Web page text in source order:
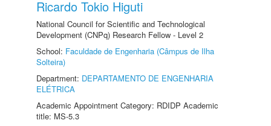
Ricardo Tokio Higuti
National Council for Scientific and Technological
Development (CNPq) Research Fellow - Level 2
School: Faculdade de Engenharia (Câmpus de Ilha
Solteira)
Department: DEPARTAMENTO DE ENGENHARIA
ELÉTRICA
Academic Appointment Category: RDIDP Academic
title: MS-5.3